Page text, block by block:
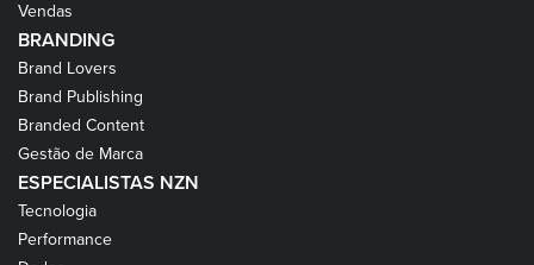
Vendas
BRANDING
Brand Lovers
Brand Publishing
Branded Content
Gestão de Marca
ESPECIALISTAS NZN
Tecnologia
Performance